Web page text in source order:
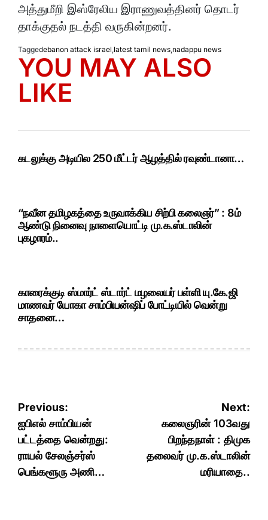
அத்துமீறி இஸ்ரேலிய இராணுவத்தினர் தொடர்
தாக்குதல் நடத்தி வருகின்றனர்.
Taggedebanon attack israel,latest tamil news,nadappu news
YOU MAY ALSO
LIKE
கடலுக்கு அடியில 250 மீட்டர் ஆழத்தில் ரவுண்டானா…
“நவீன தமிழகத்தை உருவாக்கிய சிற்பி கலைஞர்” : 8ம்
ஆண்டு நினைவு நாளையொட்டி மு.க.ஸ்டாலின்
புகழாரம்..
காரைக்குடி ஸ்மார்ட் ஸ்டார்ட் மழலையர் பள்ளி யு.கே.ஜி
மாணவர் யோகா சாம்பியன்ஷிப் போட்டியில் வென்று
சாதனை…
Post
navigation
Previous:
ஐபிஎல் சாம்பியன்
பட்டத்தை வென்றது:
ராயல் சேலஞ்சர்ஸ்
பெங்களூரு அணி…
Next:
கலைஞரின் 103வது
பிறந்தநாள் : திமுக
தலைவர் மு.க.ஸ்டாலின்
மரியாதை..